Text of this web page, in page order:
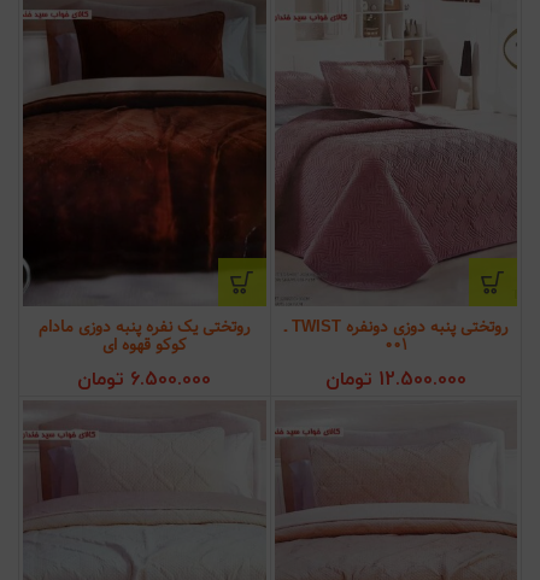
روتختی پنبه دوزی دونفره TWIST ـ
001
12.500.000 تومان
روتختی یک نفره پنبه دوزی مادام
کوکو قهوه ای
6.500.000 تومان